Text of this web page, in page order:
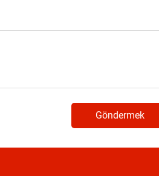
Göndermek